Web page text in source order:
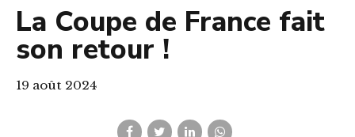
La Coupe de France fait
son retour !
19 août 2024